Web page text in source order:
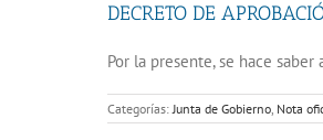
DECRETO DE
Por la presente, se hace
Categorías:Junta de Gobierno, Nota